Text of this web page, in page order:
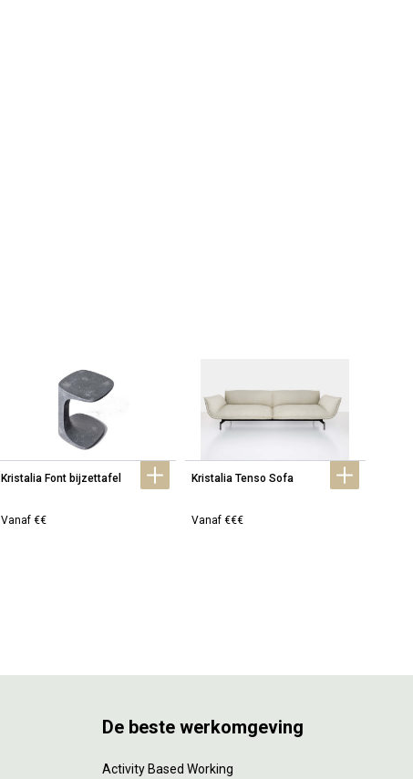
Kristalia Font bijzettafel
Vanaf €€
Kristalia Tenso Sofa
Vanaf €€€
De beste werkomgeving
Activity Based Working